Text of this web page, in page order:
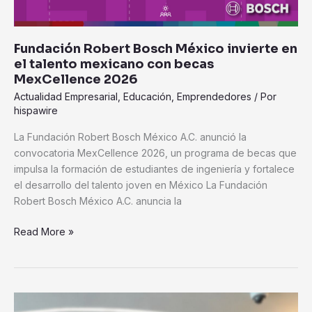
Fundación Robert Bosch México invierte en
el talento mexicano con becas
MexCellence 2026
Actualidad Empresarial Educación Emprendedores / Por
hispawire
La Fundación Robert Bosch México A.C. anunció la
convocatoria MexCellence 2026, un programa de becas que
impulsa la formación de estudiantes de ingeniería y fortalece
el desarrollo del talento joven en México La Fundación
Robert Bosch México A.C. anuncia la
Read More »